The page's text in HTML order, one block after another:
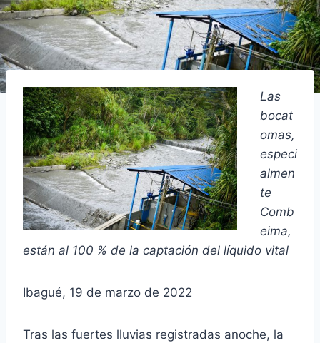
Las
bocat
omas,
especi
almen
te
Comb
eima,
están al 100 % de la captación del líquido vital
Ibagué, 19 de marzo de 2022
Tras las fuertes lluvias registradas anoche, la